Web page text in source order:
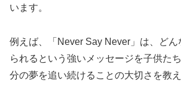
います。
例えば、「Never Say Never」は、どん
られるという強いメッセージを子供た
分の夢を追い続けることの大切さを教え